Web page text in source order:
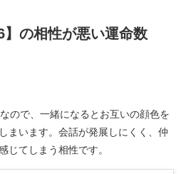
の相性が悪い運命数
ので、一緒になるとお互いの顔色を
まいます。会話が発展しにくく、仲
じてしまう相性です。